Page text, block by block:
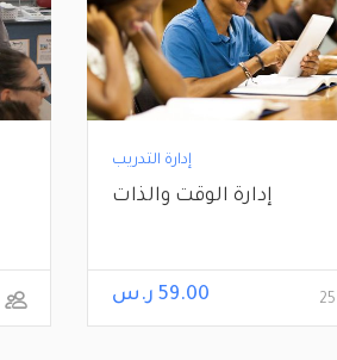
إدارة التدريب
إدارة الوقت والذات
59.00 ر.س